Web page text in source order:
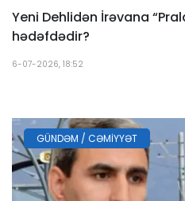
Yeni Dehlidən İrəvana
hədəfdədir?
6-07-2026, 18:52
GÜNDƏM / CƏMIYYƏT